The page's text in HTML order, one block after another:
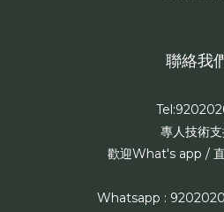
聯絡我
專人技術
歡迎What's app /
Whatsapp :